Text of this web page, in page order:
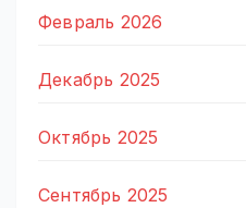
Февраль 2026
Декабрь 2025
Октябрь 2025
Сентябрь 2025